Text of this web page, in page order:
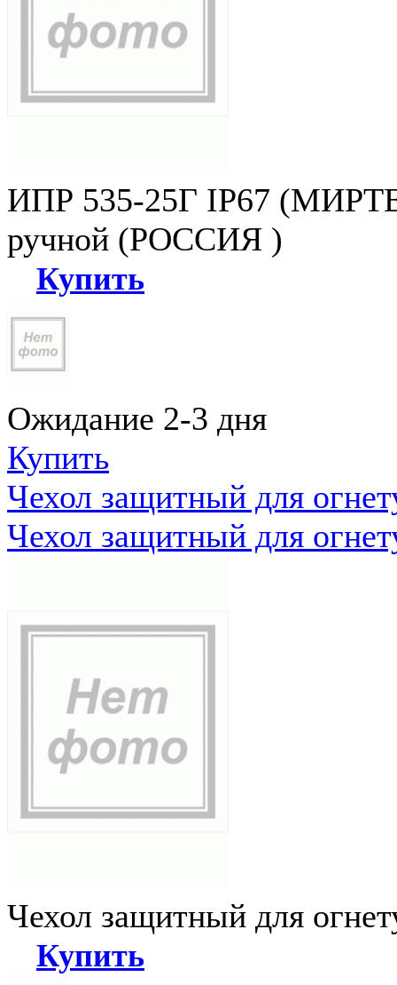
ИПР 535-25Г IP67
ручной (РОССИЯ )
Купить
Ожидание 2-3 дня
Купить
Чехол защитный для
Чехол защитный для
Чехол защитный для
Купить